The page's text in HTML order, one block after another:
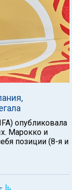
опубликовала
Марокко и
позиции (8-я и